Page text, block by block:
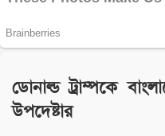
ডোনাল্ড ট্রাম্পকে
উপদেষ্টার